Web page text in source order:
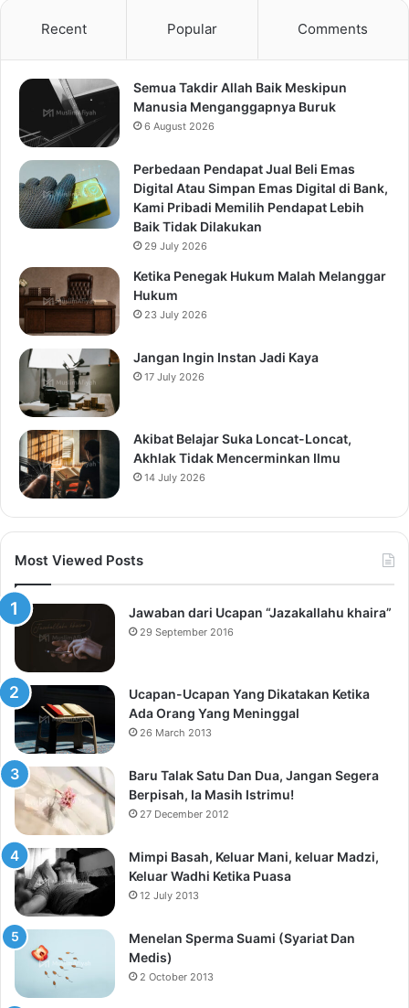
Recent Popular Comments
Semua Takdir Allah Baik Meskipun
Manusia Menganggapnya Buruk
6 August 2026
Perbedaan Pendapat Jual Beli Emas
Digital Atau Simpan Emas Digital di Bank,
Kami Pribadi Memilih Pendapat Lebih
Baik Tidak Dilakukan
29 July 2026
Ketika Penegak Hukum Malah Melanggar
Hukum
23 July 2026
Jangan Ingin Instan Jadi Kaya
17 July 2026
Akibat Belajar Suka Loncat-Loncat,
Akhlak Tidak Mencerminkan Ilmu
14 July 2026
Most Viewed Posts
Jawaban dari Ucapan “Jazakallahu khaira”
29 September 2016
Ucapan-Ucapan Yang Dikatakan Ketika
Ada Orang Yang Meninggal
26 March 2013
Baru Talak Satu Dan Dua, Jangan Segera
Berpisah, Ia Masih Istrimu!
27 December 2012
Mimpi Basah, Keluar Mani, keluar Madzi,
Keluar Wadhi Ketika Puasa
12 July 2013
Menelan Sperma Suami (Syariat Dan
Medis)
2 October 2013